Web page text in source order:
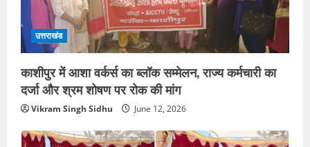
उत्तराखंड
काशीपुर में आशा वर्कर्स का ब्लॉक सम्मेलन, राज्य कर्मचारी का
दर्जा और श्रम शोषण पर रोक की मांग
Vikram Singh Sidhu June 12, 2026